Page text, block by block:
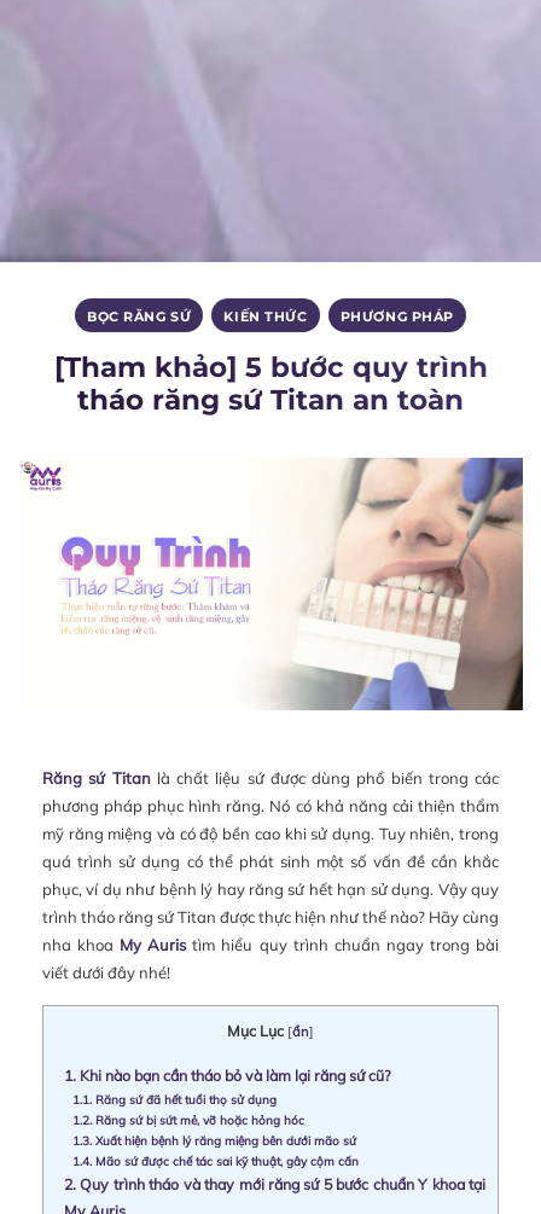
BỌC RĂNG SỨ , KIẾN THỨC , PHƯƠNG PHÁP
[Tham khảo] 5 bước quy trình
tháo răng sứ Titan an toàn
Răng sứ Titanlà chất liệu sứ được dùng phổ biến trong các
phương pháp phục hình răng. Nó có khả năng cải thiện thẩm
mỹ răng miệng và có độ bền cao khi sử dụng. Tuy nhiên, trong
quá trình sử dụng có thể phát sinh một số vấn đề cần khắc
phục, ví dụ như bệnh lý hay răng sứ hết hạn sử dụng. Vậy quy
trình tháo răng sứ Titan được thực hiện như thế nào? Hãy cùng
nha khoa My Auristìm hiểu quy trình chuẩn ngay trong bài
viết dưới đây nhé!
Mục Lục [ẩn]
1. Khi nào bạn cần tháo bỏ và làm lại răng sứ cũ?
1.1. Răng sứ đã hết tuổi thọ sử dụng
1.2. Răng sứ bị sứt mẻ, vỡ hoặc hỏng hóc
1.3. Xuất hiện bệnh lý răng miệng bên dưới mão sứ
1.4. Mão sứ được chế tác sai kỹ thuật, gây cộm cấn
2. Quy trình tháo và thay mới răng sứ 5 bước chuẩn Y khoa tại